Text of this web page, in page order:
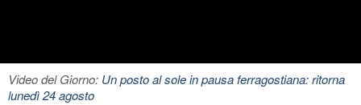
Video del Giorno: Un posto al sole in pausa ferragostiana: ritorna
lunedì 24 agosto